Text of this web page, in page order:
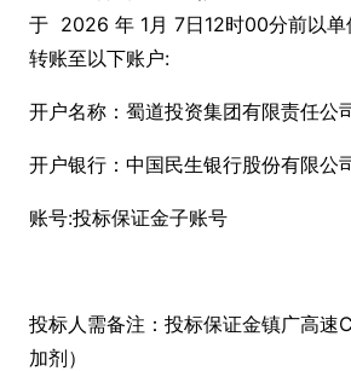
于 2026 年 1月 7日12时00分前以单
转账至以下账户:
开户名称：蜀道投资集团有限责任公
开户银行：中国民生银行股份有限公
账号:投标保证金子账号
投标人需备注：投标保证金镇广高速
加剂）